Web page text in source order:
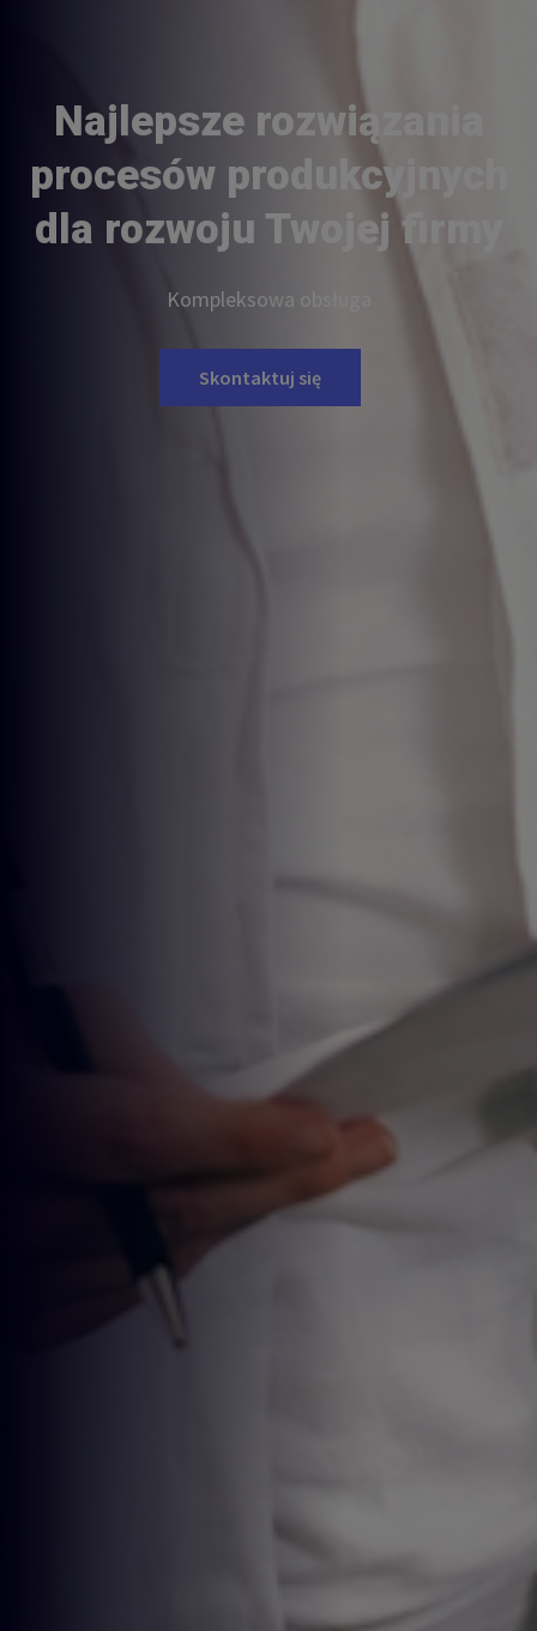
Najlepsze rozwiązania
procesów produkcyjnych
dla rozwoju Twojej firmy
Kompleksowa obsługa
Skontaktuj się